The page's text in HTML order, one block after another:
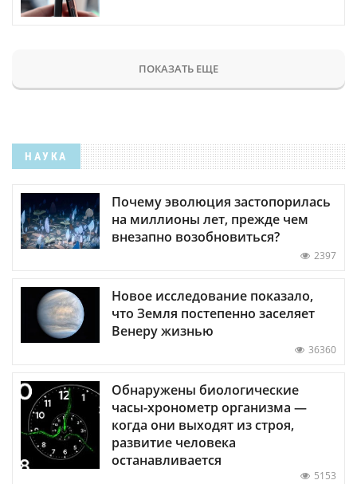
ПОКАЗАТЬ ЕЩЕ
НАУКА
Почему эволюция застопорилась
на миллионы лет, прежде чем
внезапно возобновиться?
2397
Новое исследование показало,
что Земля постепенно заселяет
Венеру жизнью
36360
Обнаружены биологические
часы-хронометр организма —
когда они выходят из строя,
развитие человека
останавливается
5153